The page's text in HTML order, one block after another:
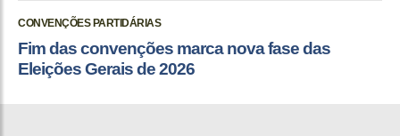
CONVENÇÕES PARTIDÁRIAS
Fim das convenções marca nova fase das
Eleições Gerais de 2026